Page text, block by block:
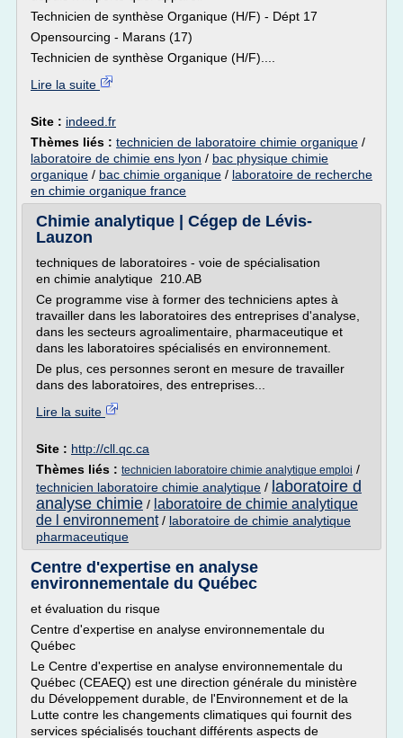
Technicien de synthèse Organique (H/F) - Dépt 17
Opensourcing - Marans (17)
Technicien de synthèse Organique (H/F)....
Lire la suite
Site : indeed.fr
Thèmes liés : technicien de laboratoire chimie organique /
laboratoire de chimie ens lyon / bac physique chimie
organique / bac chimie organique / laboratoire de recherche
en chimie organique france
Chimie analytique | Cégep de Lévis-
Lauzon
techniques de laboratoires - voie de spécialisation
en chimie analytique 210.AB
Ce programme vise à former des techniciens aptes à
travailler dans les laboratoires des entreprises d'analyse,
dans les secteurs agroalimentaire, pharmaceutique et
dans les laboratoires spécialisés en environnement.
De plus, ces personnes seront en mesure de travailler
dans des laboratoires, des entreprises...
Lire la suite
Site : http://cll.qc.ca
Thèmes liés : technicien laboratoire chimie analytique emploi /
technicien laboratoire chimie analytique / laboratoire d
analyse chimie / laboratoire de chimie analytique
de l environnement/ laboratoire de chimie analytique
pharmaceutique
Centre d'expertise en analyse
environnementale du Québec
et évaluation du risque
Centre d'expertise en analyse environnementale du
Québec
Le Centre d'expertise en analyse environnementale du
Québec (CEAEQ) est une direction générale du ministère
du Développement durable, de l'Environnement et de la
Lutte contre les changements climatiques qui fournit des
services spécialisés touchant différents aspects de